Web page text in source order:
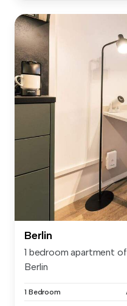
Berlin
1 bedroom apartment
Berlin
1 Bedroom